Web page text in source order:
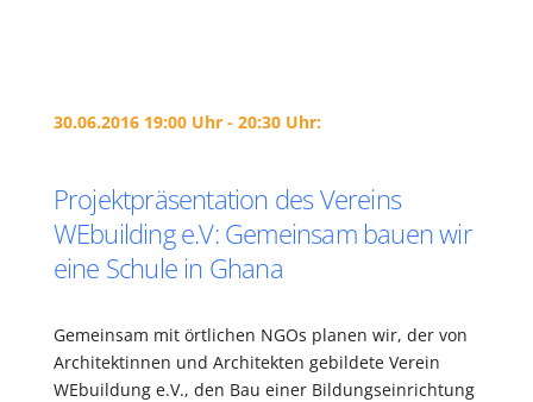
30.06.2016 19:00 Uhr - 20:30 Uhr:
Projektpräsentation des Vereins
WEbuilding e.V: Gemeinsam bauen wir
eine Schule in Ghana
Gemeinsam mit örtlichen NGOs planen wir, der von
Architektinnen und Architekten gebildete Verein
WEbuildung e.V., den Bau einer Bildungseinrichtung